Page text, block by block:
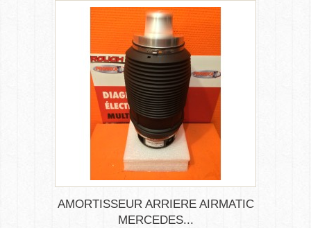
AMORTISSEUR ARRIERE AIRMATIC
MERCEDES...